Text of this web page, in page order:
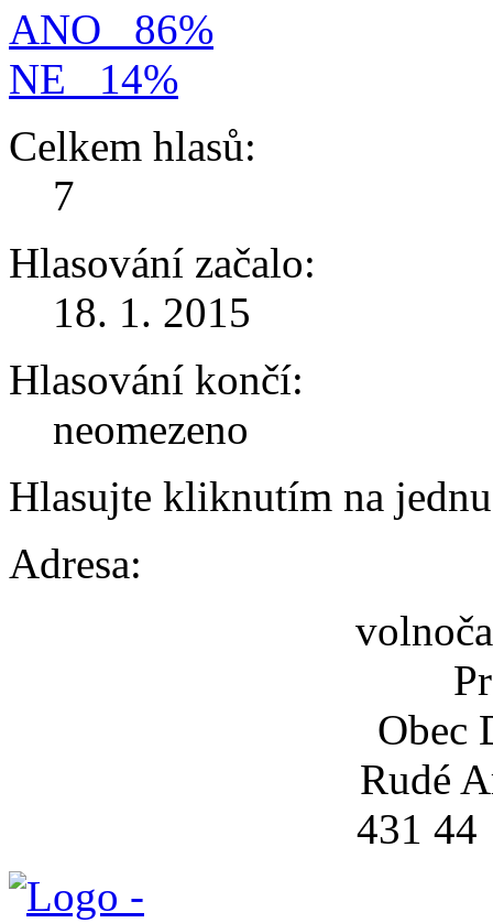
ANO
86%
NE
14%
Celkem hlasů:
7
Hlasování začalo:
18. 1. 2015
Hlasování končí:
neomezeno
Hlasujte kliknutím na
Adresa:
Obec
Rudé
431